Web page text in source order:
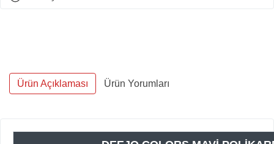
Ürün Açıklaması Ürün Yorumları